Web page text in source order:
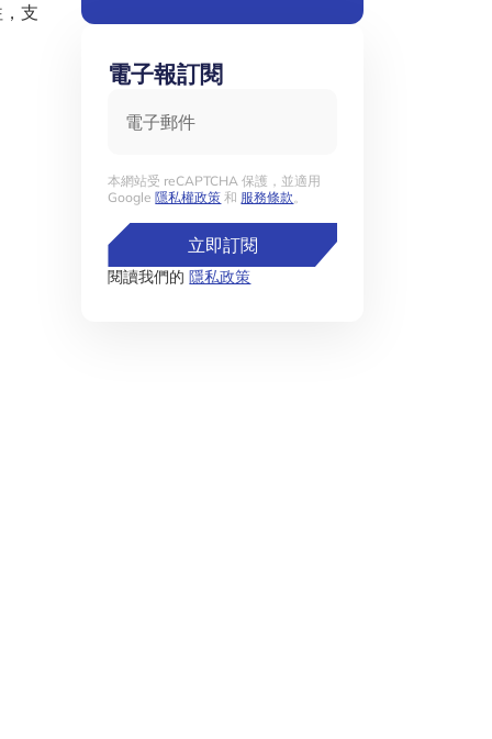
支
電子報訂閱
本網站受 reCAPTCHA 保護，並適用
Google隱私權政策 和 服務條款。
立即訂閱
閱讀我們的隱私政策